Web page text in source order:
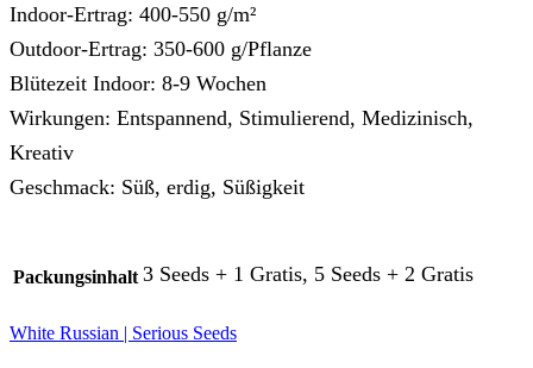
Indoor-Ertrag: 400-550 g/m²
Outdoor-Ertrag: 350-600 g/Pflanze
Blütezeit Indoor: 8-9 Wochen
Wirkungen: Entspannend, Stimulierend, Medizinisch,
Kreativ
Geschmack: Süß, erdig, Süßigkeit
Packungsinhalt 3 Seeds + 1 Gratis, 5 Seeds + 2 Gratis
White Russian | Serious Seeds